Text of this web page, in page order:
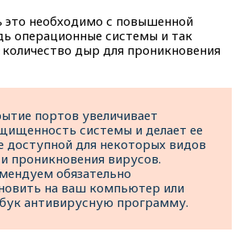
это необходимо с повышенной
операционные системы и так
дыр для проникновения
портов увеличивает
системы и делает ее
доступной для некоторых видов
проникновения вирусов.
обязательно
на ваш компьютер или
антивирусную программу.